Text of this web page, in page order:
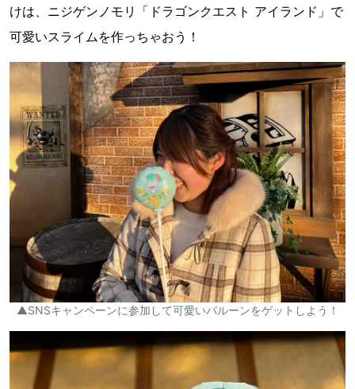
けは、ニジゲンノモリ「ドラゴンクエスト アイランド」で
可愛いスライムを作っちゃおう！
▲SNSキャンペーンに参加して可愛いバルーンをゲットしよう！